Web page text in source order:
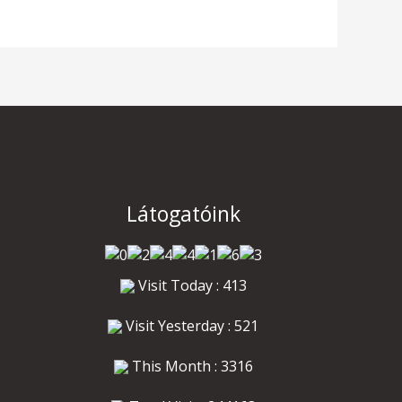
Látogatóink
Visit Today : 413
Visit Yesterday : 521
This Month : 3316